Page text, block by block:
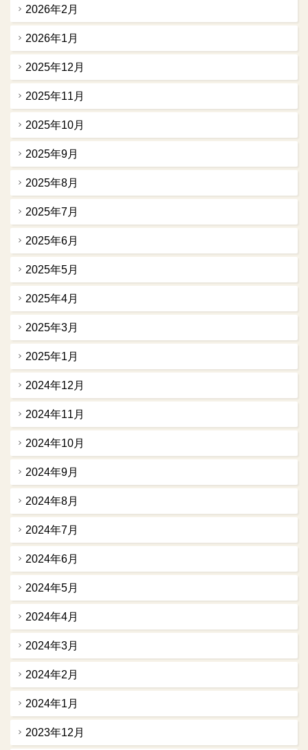
2026年2月
2026年1月
2025年12月
2025年11月
2025年10月
2025年9月
2025年8月
2025年7月
2025年6月
2025年5月
2025年4月
2025年3月
2025年1月
2024年12月
2024年11月
2024年10月
2024年9月
2024年8月
2024年7月
2024年6月
2024年5月
2024年4月
2024年3月
2024年2月
2024年1月
2023年12月